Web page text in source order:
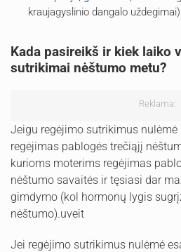
kraujagyslinio dangalo
Kada pasireikš ir kiek laiko
sutrikimai nėštumo metu?
Reklama:
Jeigu regėjimo sutrikimus
regėjimas pablogės trečiąjį
kurioms moterims regėjimas
nėštumo savaitės ir tęsiasi dar
gimdymo (kol hormonų lygis
nėštumo).uveit
Jei regėjimo sutrikimus nulėmė